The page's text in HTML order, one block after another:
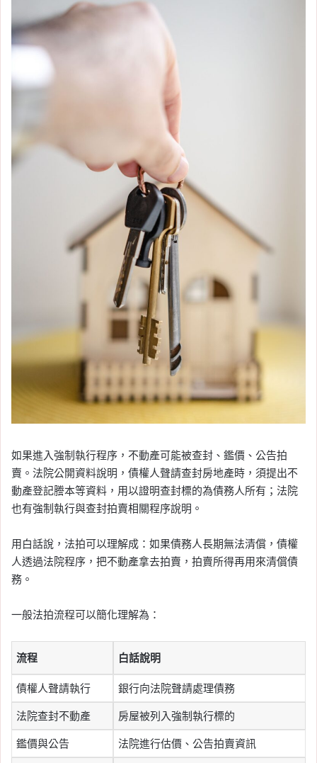
如果進入強制執行程序，不動產可能被查封、鑑價、公告拍
賣。法院公開資料說明，債權人聲請查封房地產時，須提出不
動產登記謄本等資料，用以證明查封標的為債務人所有；法院
也有強制執行與查封拍賣相關程序說明。
用白話說，法拍可以理解成：如果債務人長期無法清償，債權
人透過法院程序，把不動產拿去拍賣，拍賣所得再用來清償債
務。
一般法拍流程可以簡化理解為：
流程 白話說明
債權人聲請執行 銀行向法院聲請處理債務
法院查封不動產 房屋被列入強制執行標的
鑑價與公告 法院進行估價、公告拍賣資訊